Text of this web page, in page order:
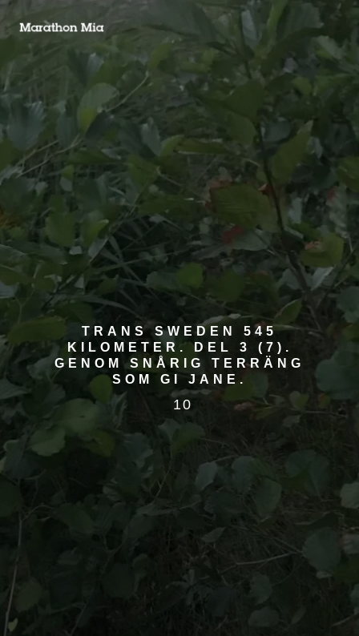
TRANS SWEDEN 545
KILOMETER. DEL 3 (7).
GENOM SNÅRIG TERRÄNG
SOM GI JANE.
10